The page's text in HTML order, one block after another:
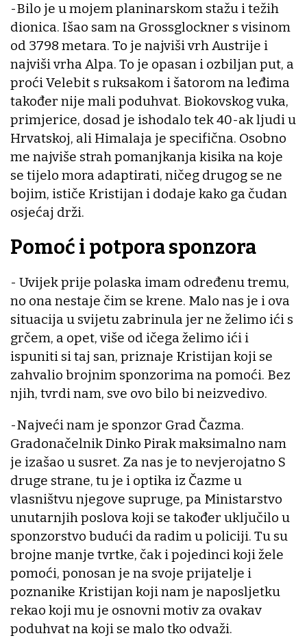
-Bilo je u mojem planinarskom stažu i težih
dionica. Išao sam na Grossglockner s visinom
od 3798 metara. To je najviši vrh Austrije i
najviši vrha Alpa. To je opasan i ozbiljan put, a
proći Velebit s ruksakom i šatorom na leđima
također nije mali poduhvat. Biokovskog vuka,
primjerice, dosad je ishodalo tek 40-ak ljudi u
Hrvatskoj, ali Himalaja je specifična. Osobno
me najviše strah pomanjkanja kisika na koje
se tijelo mora adaptirati, ničeg drugog se ne
bojim, ističe Kristijan i dodaje kako ga čudan
osjećaj drži.
Pomoć i potpora sponzora
- Uvijek prije polaska imam određenu tremu,
no ona nestaje čim se krene. Malo nas je i ova
situacija u svijetu zabrinula jer ne želimo ići s
grčem, a opet, više od ičega želimo ići i
ispuniti si taj san, priznaje Kristijan koji se
zahvalio brojnim sponzorima na pomoći. Bez
njih, tvrdi nam, sve ovo bilo bi neizvedivo.
-Najveći nam je sponzor Grad Čazma.
Gradonačelnik Dinko Pirak maksimalno nam
je izašao u susret. Za nas je to nevjerojatno S
druge strane, tu je i optika iz Čazme u
vlasništvu njegove supruge, pa Ministarstvo
unutarnjih poslova koji se također uključilo u
sponzorstvo budući da radim u policiji. Tu su
brojne manje tvrtke, čak i pojedinci koji žele
pomoći, ponosan je na svoje prijatelje i
poznanike Kristijan koji nam je naposljetku
rekao koji mu je osnovni motiv za ovakav
poduhvat na koji se malo tko odvaži.